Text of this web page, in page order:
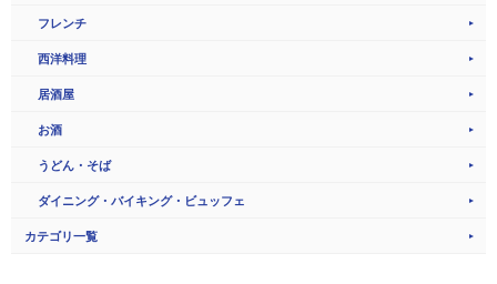
フレンチ
西洋料理
居酒屋
お酒
うどん・そば
ダイニング・バイキング・ビュッフェ
カテゴリ一覧